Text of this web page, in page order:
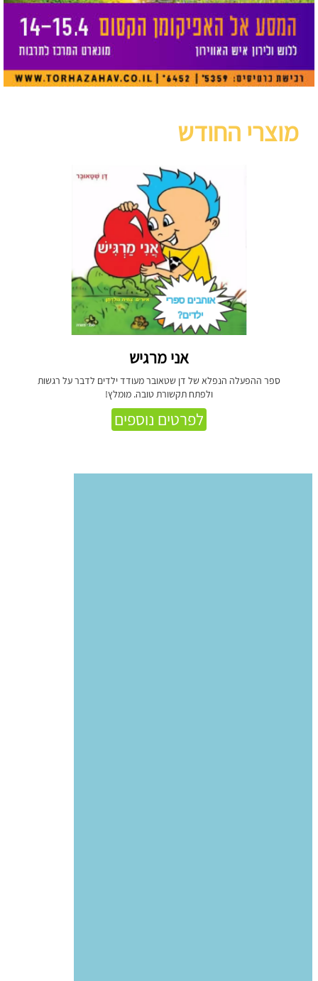
מוצרי החודש
אני מרגיש
ספר ההפעלה הנפלא של דן שטאובר מעודד ילדים לדבר על רגשות
ולפתח תקשורת טובה. מומלץ!
לפרטים נוספים